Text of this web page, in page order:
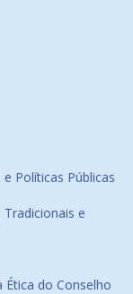
Políticas Públicas
e
Ética do Conselho